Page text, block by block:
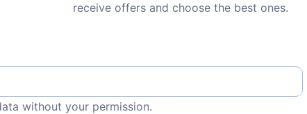
receive offers and choose the best ones.
without your permission.